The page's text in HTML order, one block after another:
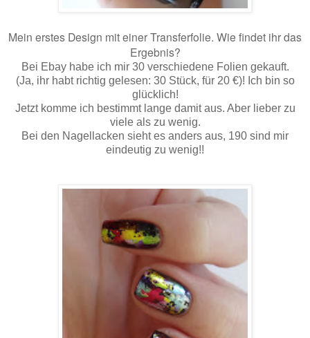
Mein erstes Design mit einer Transferfolie. Wie findet ihr das
Ergebnis?
Bei Ebay habe ich mir 30 verschiedene Folien gekauft.
(Ja, ihr habt richtig gelesen: 30 Stück, für 20 €)! Ich bin so
glücklich!
Jetzt komme ich bestimmt lange damit aus. Aber lieber zu
viele als zu wenig.
Bei den Nagellacken sieht es anders aus, 190 sind mir
eindeutig zu wenig!!